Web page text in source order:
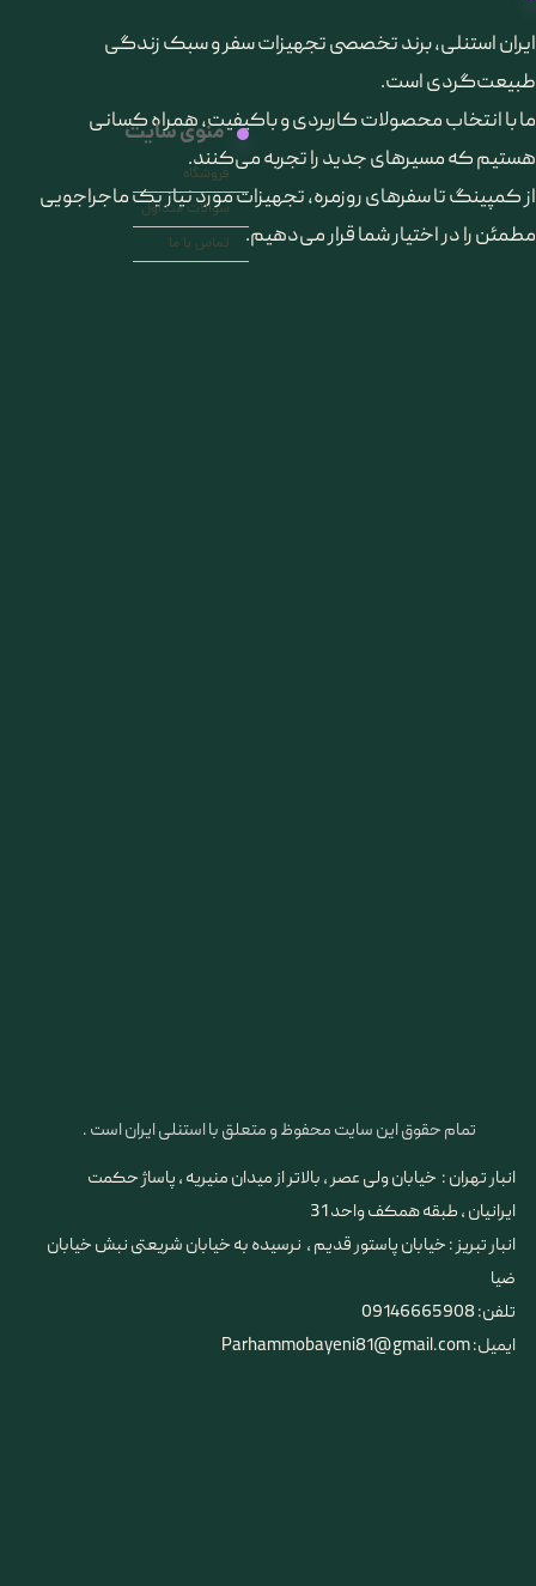
تمام حقوق این سایت محفوظ و متعلق با استنلی ایران است .
​ایران استنلی، برند تخصصی تجهیزات سفر و سبک زندگی
طبیعت‌گردی است.
ما با انتخاب محصولات کاربردی و باکیفیت، همراه کسانی
هستیم که مسیرهای جدید را تجربه می‌کنند.
از کمپینگ تا سفرهای روزمره، تجهیزات مورد نیاز یک ماجراجویی
مطمئن را در اختیار شما قرار می‌دهیم.
منوی سایت
فروشگاه
سوالات متداول
تماس با ما
انبار تهران : خیابان ولی عصر ، بالاتر از میدان منیریه ، پاساژ حکمت
ایرانیان ، طبقه همکف واحد 31
​​​​​​​انبار تبریز : خیابان پاستور قدیم ، نرسیده به خیابان شریعتی نبش خیابان
ضیا
تلفن: 09146665908
ایمیل: Parhammobayeni81@gmail.com